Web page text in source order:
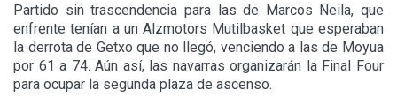
Partido sin trascendencia para las de Marcos Neila, que
enfrente tenían a un Alzmotors Mutilbasket que esperaban
la derrota de Getxo que no llegó, venciendo a las de Moyua
por 61 a 74. Aún así, las navarras organizarán la Final Four
para ocupar la segunda plaza de ascenso.